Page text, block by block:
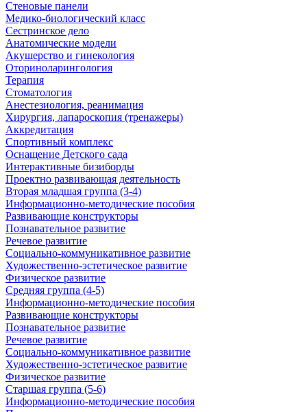
Стеновые панели
Медико-биологический класс
Сестринское дело
Анатомические модели
Акушерство и гинекология
Оториноларингология
Терапия
Стоматология
Анестезиология, реанимация
Хирургия, лапароскопия (тренажеры)
Аккредитация
Спортивный комплекс
Оснащение Детского сада
Интерактивные бизиборды
Проектно развивающая деятельность
Вторая младшая группа (3-4)
Информационно-методические пособия
Развивающие конструкторы
Познавательное развитие
Речевое развитие
Социально-коммуникативное развитие
Художественно-эстетическое развитие
Физическое развитие
Средняя группа (4-5)
Информационно-методические пособия
Развивающие конструкторы
Познавательное развитие
Речевое развитие
Социально-коммуникативное развитие
Художественно-эстетическое развитие
Физическое развитие
Старшая группа (5-6)
Информационно-методические пособия